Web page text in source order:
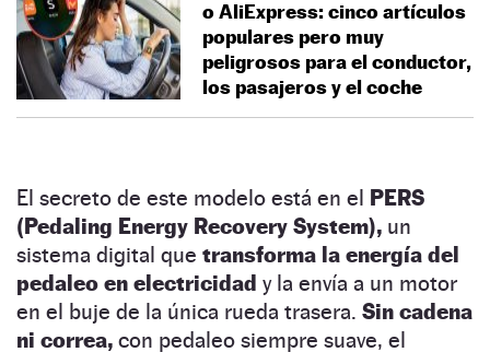
o AliExpress: cinco artículos
populares pero muy
peligrosos para el conductor,
los pasajeros y el coche
El secreto de este modelo está en el PERS
(Pedaling Energy Recovery System), un
sistema digital que transforma la energía del
pedaleo en electricidad y la envía a un motor
en el buje de la única rueda trasera. Sin cadena
ni correa, con pedaleo siempre suave, el